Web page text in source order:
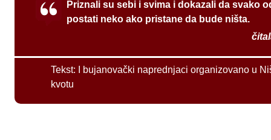
Priznali su sebi i svima i dokazali da svako
postati neko ako pristane da bude ništa.
Tekst:
I bujanovački naprednjaci organizovano u
kvotu